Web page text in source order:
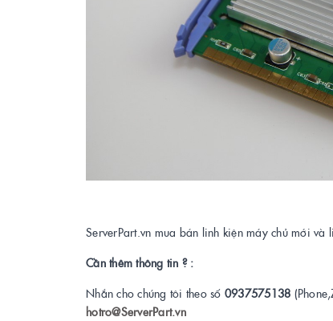
ServerPart.vn mua bán linh kiện máy chủ mới và
Cần thêm thông tin ? :
Nhắn cho chúng tôi theo số 0937575138
hotro@ServerPart.vn